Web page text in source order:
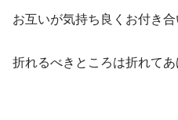
お互いが気持ち良くお付き合
折れるべきところは折れてあ